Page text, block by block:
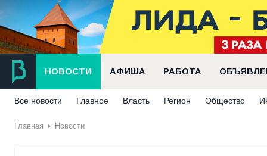
НОВОСТИ АФИША РАБОТА
Все новости Главное Власть Регион Общество
Главная Новости